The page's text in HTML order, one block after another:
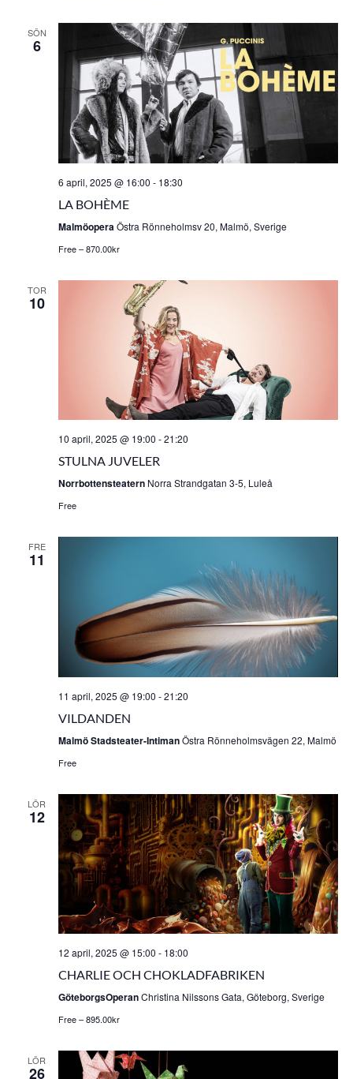
SÖN
6
6 april, 2025 @ 16:00 - 18:30
LA BOHÈME
MalmöoperaÖstra Rönneholmsv 20, Malmö, Sverige
Free – 870.00kr
TOR
10
10 april, 2025 @ 19:00 -21:20
STULNA JUVELER
Norrbottensteatern Norra Strandgatan 3-5, Luleå
Free
FRE
11
11 april, 2025 @ 19:00 -21:20
VILDANDEN
Malmö Stadsteater-IntimanÖstra Rönneholmsvägen 22, Malmö
Free
LÖR
12
12 april, 2025 @ 15:00 - 18:00
CHARLIE OCH CHOKLADFABRIKEN
GöteborgsOperanChristina Nilssons Gata, Göteborg, Sverige
Free – 895.00kr
LÖR
26